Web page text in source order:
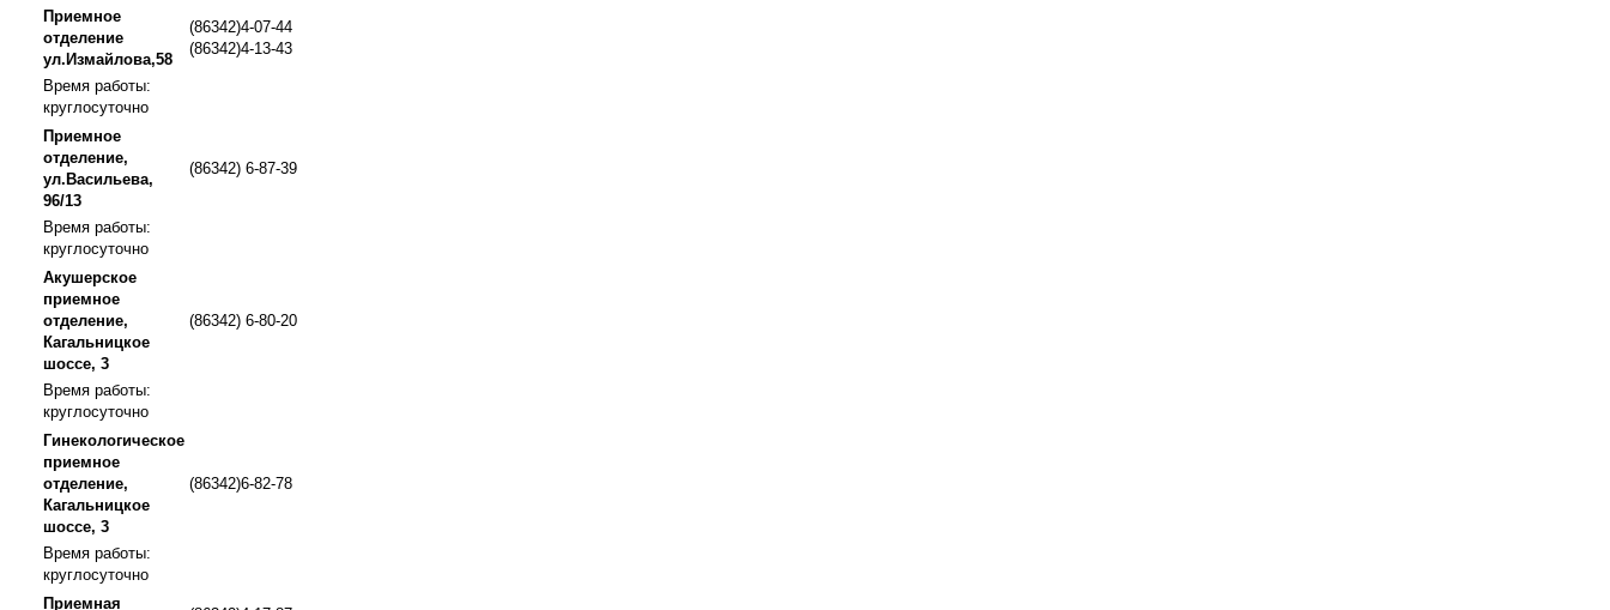
Приемное
отделение
ул.Измайлова,58
(86342)4-07-44
(86342)4-13-43
Время работы:
круглосуточно
Приемное
отделение,
ул.Васильева,
96/13
(86342) 6-87-39
Время работы:
круглосуточно
Акушерское
приемное
отделение,
Кагальницкое
шоссе, 3
(86342) 6-80-20
Время работы:
круглосуточно
Гинекологическое
приемное
отделение,
Кагальницкое
шоссе, 3
(86342)6-82-78
Время работы:
круглосуточно
Приемная